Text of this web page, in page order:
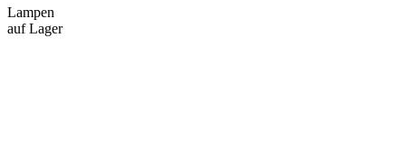
Lampen
auf Lager